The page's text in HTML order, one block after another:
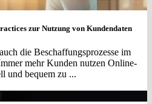
zur Nutzung von Kundendaten
die Beschaffungsprozesse im
mehr Kunden nutzen Online-
und bequem zu ...